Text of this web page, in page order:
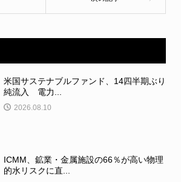
米国サステナブルファンド、14四半期ぶり
純流入 電力...
2026.08.10
ICMM、鉱業・金属施設の66％が高い物理
的水リスクに直...